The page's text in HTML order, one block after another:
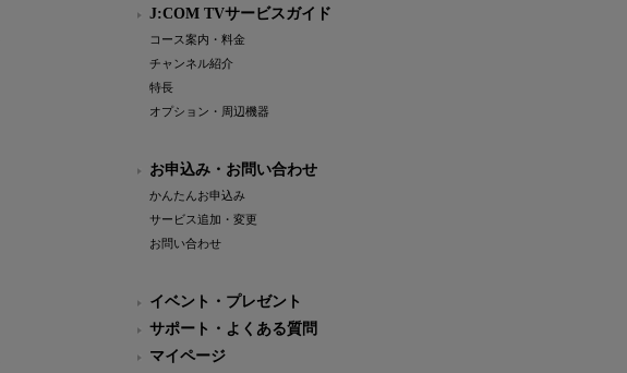
J:COM TVサービスガイド
コース案内・料金
チャンネル紹介
特長
オプション・周辺機器
お申込み・お問い合わせ
かんたんお申込み
サービス追加・変更
お問い合わせ
イベント・プレゼント
サポート・よくある質問
マイページ